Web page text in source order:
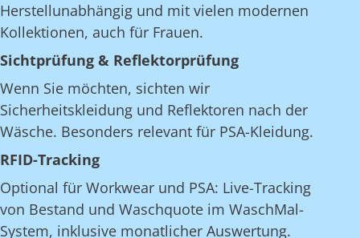
Herstellunabhängig und mit vielen modernen
Kollektionen, auch für Frauen.
Sichtprüfung & Reflektorprüfung
Wenn Sie möchten, sichten wir
Sicherheitskleidung und Reflektoren nach der
Wäsche. Besonders relevant für PSA-Kleidung.
RFID-Tracking
Optional für Workwear und PSA: Live-Tracking
von Bestand und Waschquote im WaschMal-
System, inklusive monatlicher Auswertung.